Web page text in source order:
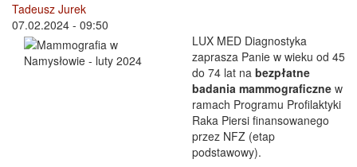
Tadeusz Jurek
07.02.2024 - 09:50
LUX MED Diagnostyka
zaprasza Panie w wieku od 45
do 74 lat na bezpłatne
badania mammograficzne w
ramach Programu Profilaktyki
Raka Piersi finansowanego
przez NFZ (etap
podstawowy).